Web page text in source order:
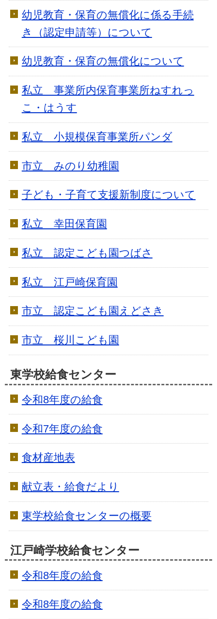
幼児教育・保育の無償化に係る手続
き（認定申請等）について
幼児教育・保育の無償化について
私立 事業所内保育事業所ねすれっ
こ・はうす
私立 小規模保育事業所パンダ
市立 みのり幼稚園
子ども・子育て支援新制度について
私立 幸田保育園
私立 認定こども園つばさ
私立 江戸崎保育園
市立 認定こども園えどさき
市立 桜川こども園
東学校給食センター
令和8年度の給食
令和7年度の給食
食材産地表
献立表・給食だより
東学校給食センターの概要
江戸崎学校給食センター
令和8年度の給食
令和8年度の給食